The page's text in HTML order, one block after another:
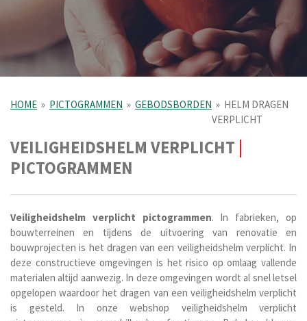
HOME » PICTOGRAMMEN » GEBODSBORDEN » HELM DRAGEN
VERPLICHT
VEILIGHEIDSHELM VERPLICHT
PICTOGRAMMEN
Veiligheidshelm verplicht pictogrammen. In fabrieken, op
bouwterreinen en tijdens de uitvoering van renovatie en
bouwprojecten is het dragen van een veiligheidshelm verplicht. In
deze constructieve omgevingen is het risico op omlaag vallende
materialen altijd aanwezig. In deze omgevingen wordt al snel letsel
opgelopen waardoor het dragen van een veiligheidshelm verplicht
is gesteld. In onze webshop veiligheidshelm verplicht